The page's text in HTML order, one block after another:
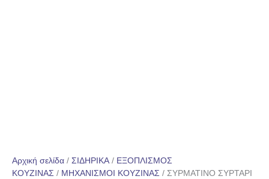
Αρχική σελίδα / ΣΙΔΗΡΙΚΑ / ΕΞΟΠΛΙΣΜΟΣ
ΚΟΥΖΙΝΑΣ / ΜΗΧΑΝΙΣΜΟΙ ΚΟΥΖΙΝΑΣ / ΣΥΡΜΑΤΙΝΟ ΣΥΡΤΑΡΙ